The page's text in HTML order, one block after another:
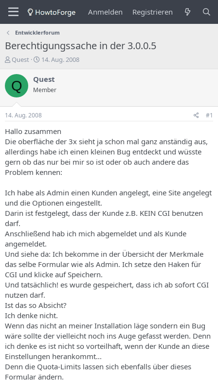
Anmelden Registrieren
Entwicklerforum
Berechtigungssache in der 3.0.0.5
E
s
t
e
e
r
d
e
s
T
h
m
s
Quest
E
s
e
l
u
n
g
s
d
a
t
m
14. Aug. 2008
Q Quest
Member
14. Aug. 2008 #1
Hallo zusammen
Die oberfläche der 3x sieht ja schon mal ganz anständig aus,
allerdings habe ich einen kleinen Bug entdeckt und wüsste
gern ob das nur bei mir so ist oder ob auch andere das
Problem kennen:
Ich habe als Admin einen Kunden angelegt, eine Site angelegt
und die Optionen eingestellt.
Darin ist festgelegt, dass der Kunde z.B. KEIN CGI benutzen
darf.
Anschließend hab ich mich abgemeldet und als Kunde
angemeldet.
Und siehe da: Ich bekomme in der Übersicht der Merkmale
das selbe Formular wie als Admin. Ich setze den Haken für
CGI und klicke auf Speichern.
Und tatsächlich! es wurde gespeichert, dass ich ab sofort CGI
nutzen darf.
Ist das so Absicht?
Ich denke nicht.
Wenn das nicht an meiner Installation läge sondern ein Bug
wäre sollte der vielleicht noch ins Auge gefasst werden. Denn
ich denke es ist nicht so vorteilhaft, wenn der Kunde an diese
Einstellungen herankommt...
Denn die Quota-Limits lassen sich ebenfalls über dieses
Formular ändern.